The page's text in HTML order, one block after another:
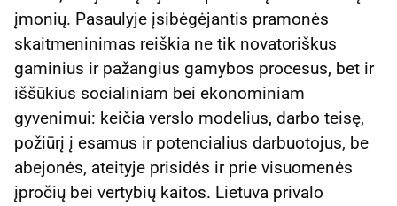
įmonių. Pasaulyje įsibėgėjantis pramonės
skaitmeninimas reiškia ne tik novatoriškus
gaminius ir pažangius gamybos procesus, bet ir
iššūkius socialiniam bei ekonominiam
gyvenimui: keičia verslo modelius, darbo teisę,
požiūrį į esamus ir potencialius darbuotojus, be
abejonės, ateityje prisidės ir prie visuomenės
įpročių bei vertybių kaitos. Lietuva privalo